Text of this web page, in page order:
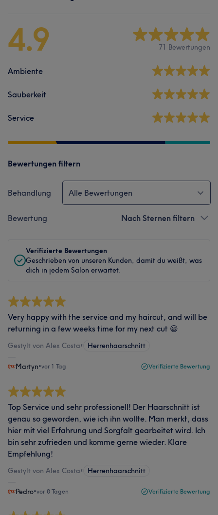
4.9 71 Bewertungen
Ambiente
Sauberkeit
Service
Bewertungen filtern
Behandlung Alle Bewertungen
Bewertung Nach Sternen filtern
Verifizierte Bewertungen
Geschrieben von unseren Kunden, damit du weißt, was
dich in jedem Salon erwartet.
Very happy with the service and my haircut, and will be
returning in a few weeks time for my next cut 😀
Gestylt von Alex Costa• Herrenhaarschnitt
Martyn•vor 1 Tag Verifizierte Bewertung
Top Service und sehr professionell! Der Haarschnitt ist
genau so geworden, wie ich ihn wollte. Man merkt, dass
hier mit viel Erfahrung und Sorgfalt gearbeitet wird. Ich
bin sehr zufrieden und komme gerne wieder. Klare
Empfehlung!
Gestylt von Alex Costa• Herrenhaarschnitt
Pedro•vor 8 Tagen Verifizierte Bewertung